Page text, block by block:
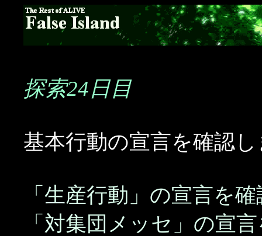
探索24日目
基本行動の宣言を確認
「生産行動」の宣言を
「対集団メッセ」の宣